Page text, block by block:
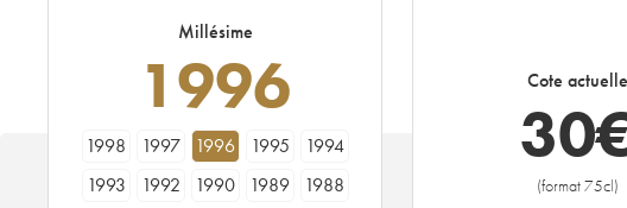
Millésime
1996
1998 1997 1996 1995
1994
1993
1992 1990 1989
1988
Cote actuelle
30
(format 75cl)